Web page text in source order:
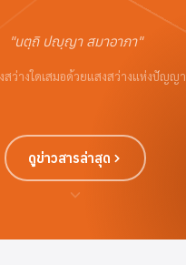
"นตฺถิ ปญฺญา สมาอาภา"
สว่างใดเสมอด้วยแสงสว่างแห่งปัญญา
ดูข่าวสารล่าสุด